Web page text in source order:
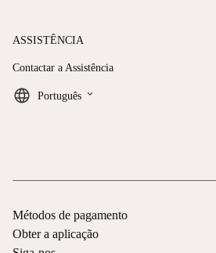
ASSISTÊNCIA
Contactar a Assistência
Português keyboard_arrow_down
Métodos de pagamento
Obter a aplicação